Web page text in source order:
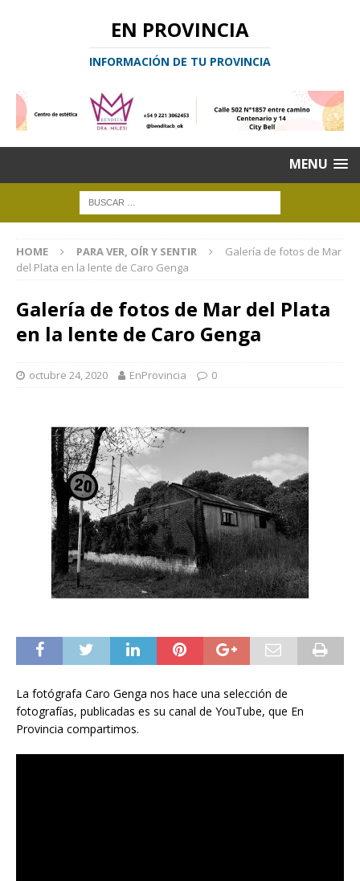
EN PROVINCIA
INFORMACIÓN DE TU PROVINCIA
MENU
HOME PARA VER, OÍR Y SENTIR
Galería de fotos de Mar
del Plata en la lente de Caro Genga
Galería de fotos de Mar del Plata
en la lente de Caro Genga
octubre 24, 2020 EnProvincia 0
La fotógrafa Caro Genga nos hace una selección de
fotografías, publicadas es su canal de YouTube, que En
Provincia compartimos.